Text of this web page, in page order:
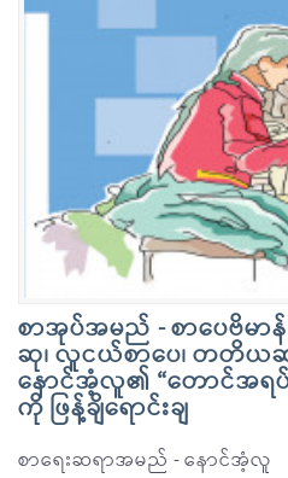
စာအုပ်အမည် - စာပေဗိမာ
ဆု၊ လူငယ်စာပေ၊ တတိယ
နောင်အံ့လူ၏ “တောင်အရ
ကို ဖြန့်ချိရောင်းချ
စာရေးဆရာအမည် - နောင်အံ့လူ